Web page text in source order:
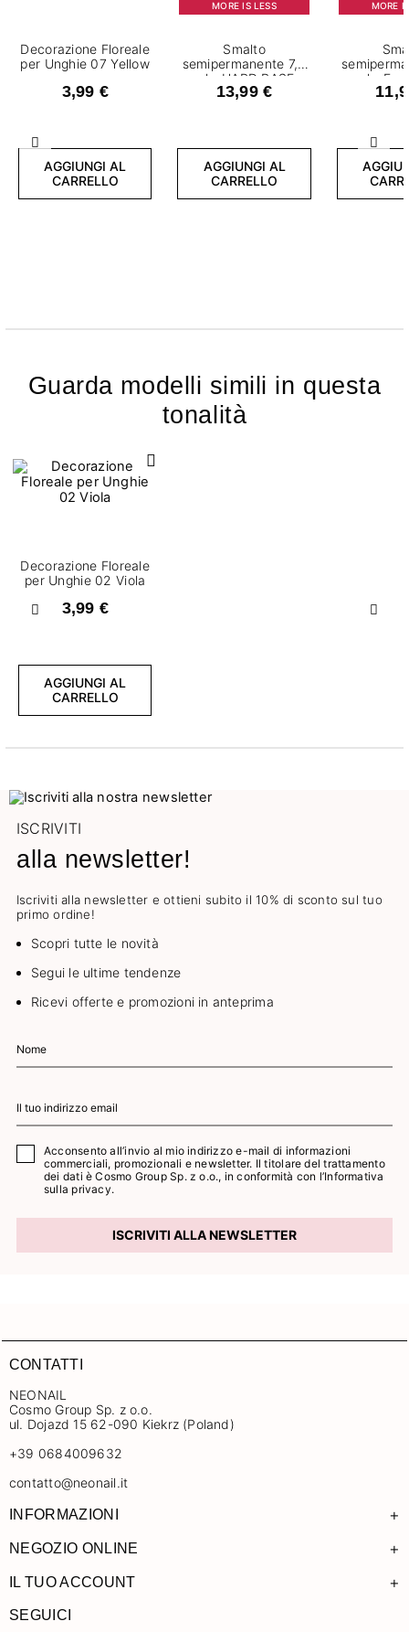
Precedente
Decorazione Floreale
per Unghie 07 Yellow
3,99 €
AGGIUNGI AL
CARRELLO
MORE IS LESS
Smalto
semipermanente 7,2
ml - HARD BASE
13,99 €
AGGIUNGI AL
CARRELLO
MORE
ml -
Guarda modelli simili in questa
tonalità
Precedente
Decorazione Floreale
per Unghie 02 Viola
3,99 €
AGGIUNGI AL
CARRELLO
ISCRIVITI
alla newsletter!
Iscriviti alla newsletter e ottieni subito il 10% di sconto sul tuo
primo ordine!
Scopri tutte le novità
Segui le ultime tendenze
Ricevi offerte e promozioni in anteprima
Acconsento all’invio al mio indirizzo e-mail di informazioni
commerciali, promozionali e newsletter. Il titolare del trattamento
dei dati è Cosmo Group Sp. z o.o., in conformità con l’Informativa
sulla privacy.
ISCRIVITI ALLA NEWSLETTER
CONTATTI
NEONAIL
Cosmo Group Sp. z o.o.
ul. Dojazd 15 62-090 Kiekrz (Poland)
+39 0684009632
contatto@neonail.it
INFORMAZIONI +
NEGOZIO ONLINE +
IL TUO ACCOUNT +
SEGUICI